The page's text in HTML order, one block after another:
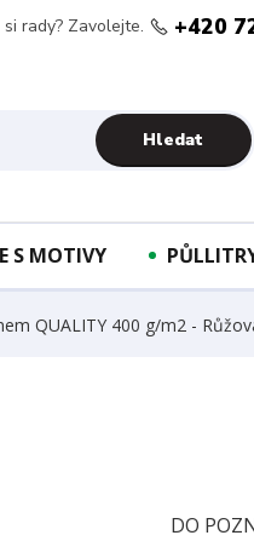
Hledat
rady? Zavolejte. +420
S MOTIVY
QUALITY 400 g/m2 -
DO